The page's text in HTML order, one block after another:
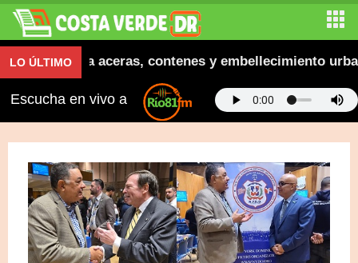
LO ÚLTIMO
inaugura aceras, contenes y embellecimiento urbano
Escucha en vivo a